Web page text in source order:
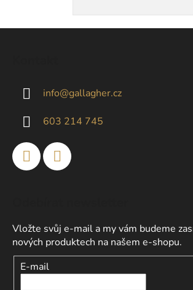
info@gallagher.cz
603 214 745
Vložte svůj e-mail a my vám budeme
nových produktech na našem e-shopu.
E-mail